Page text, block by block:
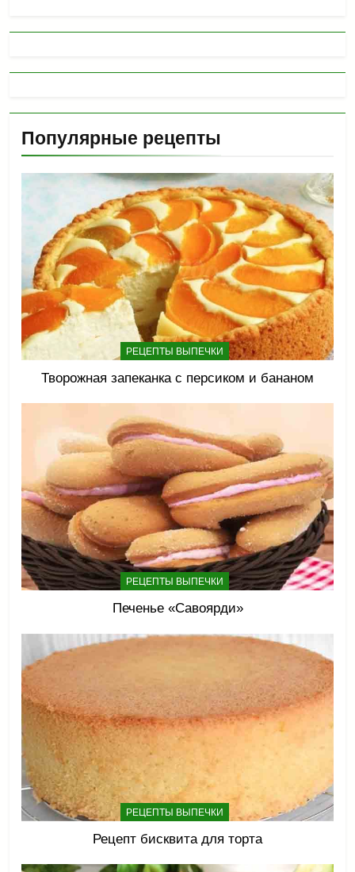
Популярные рецепты
РЕЦЕПТЫ ВЫПЕЧКИ
Творожная запеканка с персиком и бананом
РЕЦЕПТЫ ВЫПЕЧКИ
Печенье «Савоярди»
РЕЦЕПТЫ ВЫПЕЧКИ
Рецепт бисквита для торта